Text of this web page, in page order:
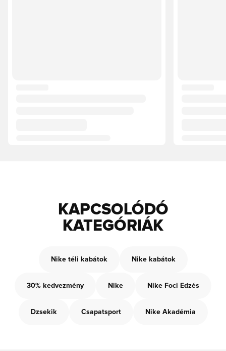
KAPCSOLÓDÓ
KATEGÓRIÁK
Nike téli kabátok Nike kabátok
30% kedvezmény Nike Nike Foci Edzés
Dzsekik Csapatsport Nike Akadémia